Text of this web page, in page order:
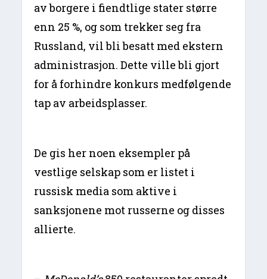
av borgere i fiendtlige stater større
enn 25 %, og som trekker seg fra
Russland, vil bli besatt med ekstern
administrasjon. Dette ville bli gjort
for å forhindre konkurs medfølgende
tap av arbeidsplasser.
De gis her noen eksempler på
vestlige selskap som er listet i
russisk media som aktive i
sanksjonene mot russerne og disses
allierte.